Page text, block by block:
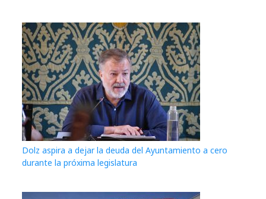
Dolz aspira a dejar la deuda del Ayuntamiento a cero
durante la próxima legislatura